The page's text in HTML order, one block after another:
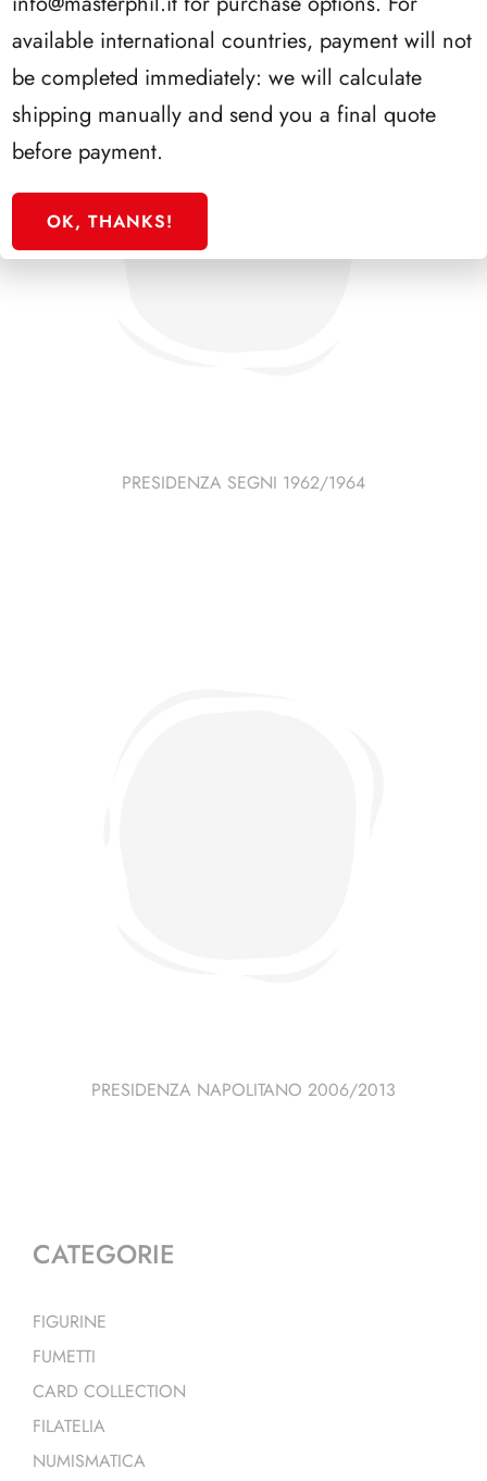
PRESIDENZA SEGNI 1962/1964
PRESIDENZA NAPOLITANO 2006/2013
CATEGORIE
FIGURINE
FUMETTI
CARD COLLECTION
FILATELIA
NUMISMATICA
available international countries, payment will not
be completed immediately: we will calculate
shipping manually and send you a final quote
before payment.
OK, THANKS!